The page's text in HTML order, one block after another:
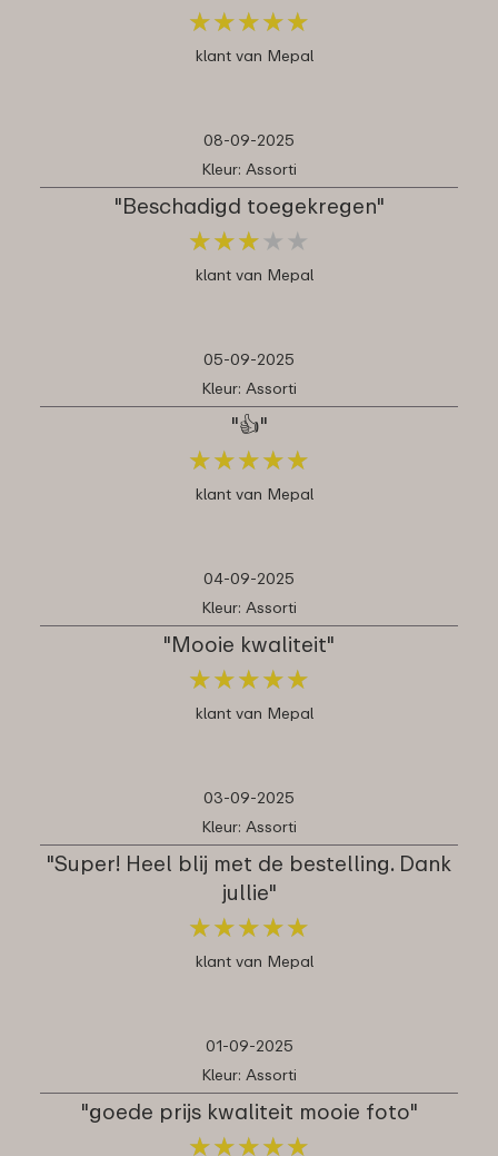
★★★★★
★★★★★
klant van Mepal
08-09-2025
Kleur: Assorti
"Beschadigd toegekregen"
★★★ ★ ★
★★★ ★ ★
klant van Mepal
05-09-2025
Kleur: Assorti
"👍"
★★★★★
★★★★★
klant van Mepal
04-09-2025
Kleur: Assorti
"Mooie kwaliteit"
★★★★★
★★★★★
klant van Mepal
03-09-2025
Kleur: Assorti
"Super! Heel blij met de bestelling. Dank
jullie"
★★★★★
★★★★★
klant van Mepal
01-09-2025
Kleur: Assorti
"goede prijs kwaliteit mooie foto"
★★★★★
★★★★★